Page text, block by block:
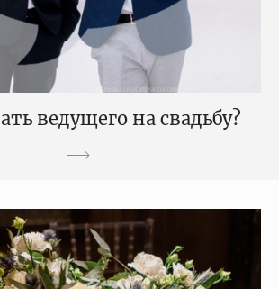
ведущего на свадьбу?